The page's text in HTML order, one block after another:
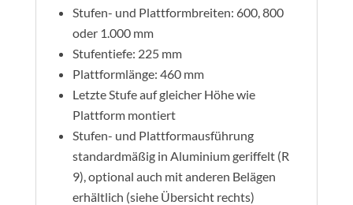
Stufen- und Plattformbreiten: 600, 800
oder 1.000 mm
Stufentiefe: 225 mm
Plattformlänge: 460 mm
Letzte Stufe auf gleicher Höhe wie
Plattform montiert
Stufen- und Plattformausführung
standardmäßig in Aluminium geriffelt (R
9), optional auch mit anderen Belägen
erhältlich (siehe Übersicht rechts)